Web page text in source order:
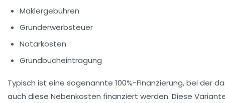
Maklergebühren
Grunderwerbsteuer
Notarkosten
Grundbucheintragung
Typisch ist eine sogenannte 100%-Finanzierung, bei der
auch diese Nebenkosten finanziert werden. Diese